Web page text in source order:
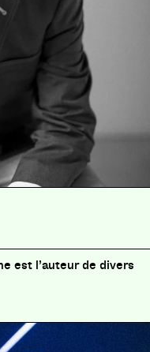
est l’auteur de divers